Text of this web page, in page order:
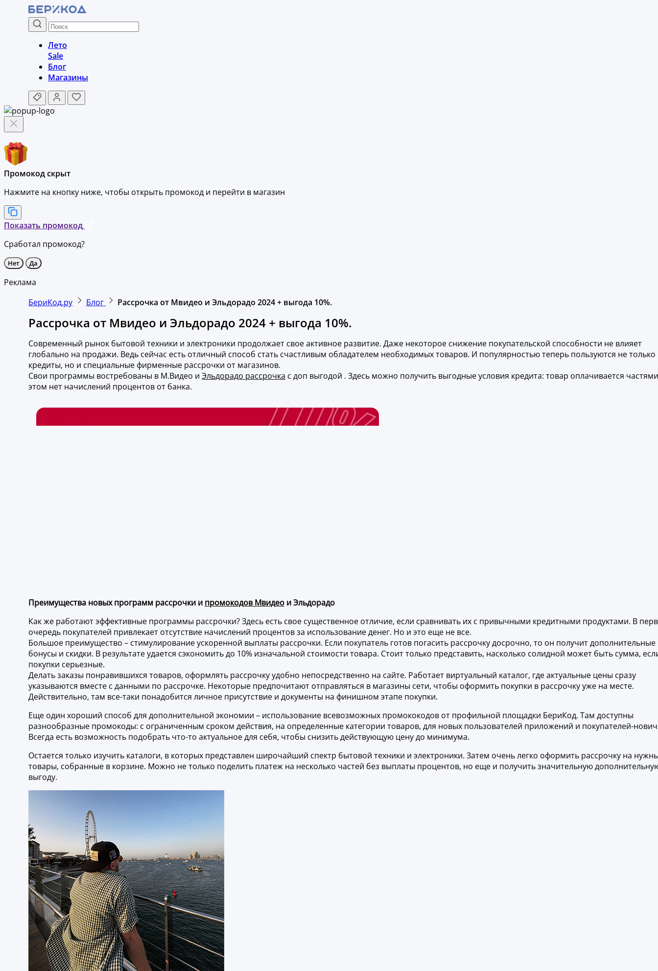
Лето
Sale
Блог
Магазины
Промокод скрыт
Нажмите на кнопку ниже, чтобы открыть промокод и перейти в магазин
Показать промокод
Сработал промокод?
Нет Да
Реклама
БериКод.ру
Блог Рассрочка от Мвидео и Эльдорадо 2024 + выгода 10%.
Рассрочка от Мвидео и Эльдорадо 2024 + выгода 10%.
Современный рынок бытовой техники и электроники продолжает свое активное развитие. Даже некоторое снижение покупательской способности не влияет
глобально на продажи. Ведь сейчас есть отличный способ стать счастливым обладателем необходимых товаров. И популярностью теперь пользуются не только
кредиты, но и специальные фирменные рассрочки от магазинов.
Свои программы востребованы в М.Видео и Эльдорадо рассрочка с доп выгодой . Здесь можно получить выгодные условия кредита: товар оплачивается
этом нет начислений процентов от банка.
Преимущества новых программ рассрочки и промокодов Мвидео и Эльдорадо
Как же работают эффективные программы рассрочки? Здесь есть свое существенное отличие, если сравнивать их с привычными кредитными продуктами. В
очередь покупателей привлекает отсутствие начислений процентов за использование денег. Но и это еще не все.
Большое преимущество – стимулирование ускоренной выплаты рассрочки. Если покупатель готов погасить рассрочку досрочно, то он получит дополнительные
бонусы и скидки. В результате удается сэкономить до 10% изначальной стоимости товара. Стоит только представить, насколько солидной может быть сумма,
покупки серьезные.
Делать заказы понравившихся товаров, оформлять рассрочку удобно непосредственно на сайте. Работает виртуальный каталог, где актуальные цены сразу
указываются вместе с данными по рассрочке. Некоторые предпочитают отправляться в магазины сети, чтобы оформить покупки в рассрочку уже на месте.
Действительно, там все-таки понадобится личное присутствие и документы на финишном этапе покупки.
Еще один хороший способ для дополнительной экономии – использование всевозможных промококодов от профильной площадки БериКод. Там доступны
разнообразные промокоды: с ограниченным сроком действия, на определенные категории товаров, для новых пользователей приложений и покупателей-
Всегда есть возможность подобрать что-то актуальное для себя, чтобы снизить действующую цену до минимума.
Остается только изучить каталоги, в которых представлен широчайший спектр бытовой техники и электроники. Затем очень легко оформить рассрочку на
товары, собранные в корзине. Можно не только поделить платеж на несколько частей без выплаты процентов, но еще и получить значительную
выгоду.